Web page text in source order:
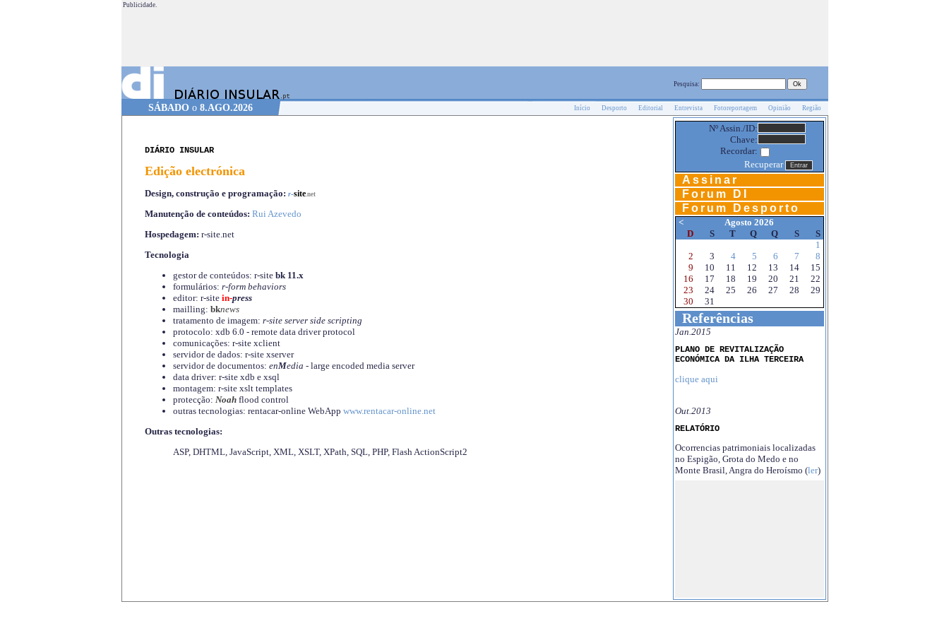
Publicidade.
Pesquisa:
SÁBADO o 8.AGO.2026 Início Desporto Editorial Entrevista Fotoreportagem Opinião Região
DIÁRIO INSULAR
Edição electrónica
Design, construção e programação: r-site.net
Manutenção de conteúdos: Rui Azevedo
Hospedagem: r-site.net
Tecnologia
gestor de conteúdos: r-site bk 11.x
formulários: r-form behaviors
editor: r-site in-press
mailling: bknews
tratamento de imagem: r-site server side scripting
protocolo: xdb 6.0 - remote data driver protocol
comunicações: r-site xclient
servidor de dados: r-site xserver
servidor de documentos: enMedia - large encoded media server
data driver: r-site xdb e xsql
montagem: r-site xslt templates
protecção: Noahflood control
outras tecnologias: rentacar-online WebApp www.rentacar-online.net
Outras tecnologias:
ASP, DHTML, JavaScript, XML, XSLT, XPath, SQL, PHP, Flash ActionScript2
Nº Assin./ID:
Chave:
Recordar:
Recuperar
Assinar
Forum DI
Forum Desporto
<
Agosto 2026
D
S T Q Q S
S
1
2
3 4 5 6 7
8
9
10 11 12 13 14
15
16
17 18 19 20 21
22
23
24 25 26 27 28
29
30
31
Referências
Jan.2015
PLANO DE REVITALIZAÇÃO
ECONÓMICA DA ILHA TERCEIRA
clique aqui
Out.2013
RELATÓRIO
Ocorrencias patrimoniais localizadas
no Espigão, Grota do Medo e no
Monte Brasil, Angra do Heroísmo (ler)